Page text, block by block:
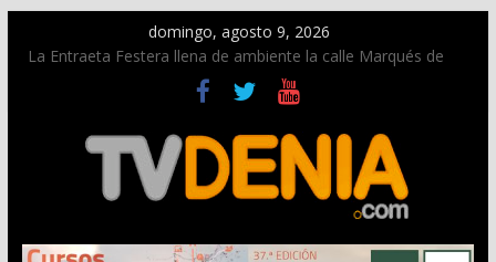
domingo, agosto 9, 2026
La Entraeta Festera llena de ambiente la calle Marqués de
Campo con la recepción a la Capitanía Cristiana
Dos personas fallecen en un grave accidente en la N-332
entre Benissa y Calp
Una nueva oportunidad para donar sangre en Cruz Roja
El bando moro protagonista en la Segunda Entraeta Festera
Paco Adsuar dona al Arxiu de Dénia más de 50.000 imágenes
de la memoria visual de la ciudad